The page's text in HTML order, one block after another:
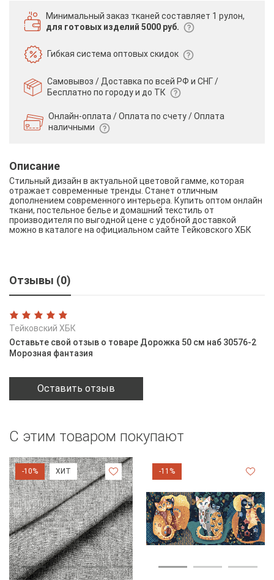
Минимальный заказ тканей составляет 1 рулон,
для готовых изделий 5000 руб.
Гибкая системаоптовых скидок
Самовывоз / Доставка по всей РФ и СНГ /
Бесплатно по городу и до ТК
Онлайн-оплата / Оплата по счету /Оплата
наличными
Описание
Стильный дизайн в актуальной цветовой гамме, которая
отражает современные тренды. Станет отличным
дополнением современного интерьера. Купить оптом онлайн
ткани, постельное белье и домашний текстиль от
производителя по выгодной цене с удобной доставкой
можно в каталоге на официальном сайте Тейковского ХБК
Отзывы (0)
Тейковский ХБК
Оставьте свой отзыв о товаре Дорожка 50 см наб 30576-2
Морозная фантазия
Оставить отзыв
С этим товаром покупают
-10% ХИТ -11%